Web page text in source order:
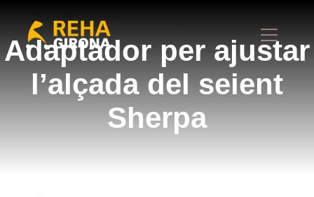
Adaptador per ajustar
l’alçada del seient
Sherpa